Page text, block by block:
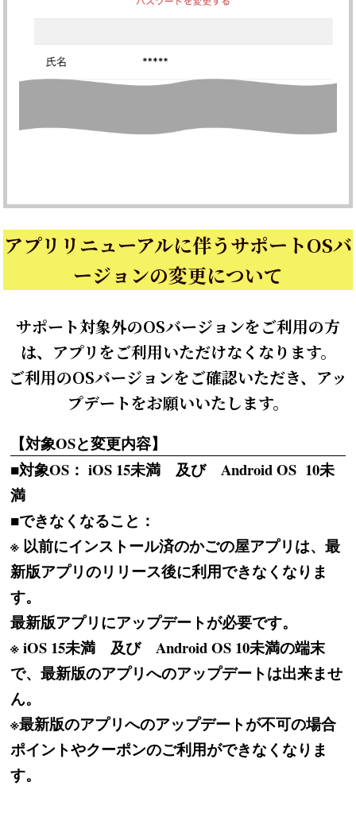
アプリリニューアルに伴うサポートOSバ
ージョンの変更について
サポート対象外のOSバージョンをご利用の方
は、アプリをご利用いただけなくなります。
ご利用のOSバージョンをご確認いただき、アッ
プデートをお願いいたします。
【対象OSと変更内容】
■対象OS： iOS 15未満 及び Android OS 10未
満
■できなくなること：
※ 以前にインストール済のかごの屋アプリは、最
新版アプリのリリース後に利用できなくなりま
す。
最新版アプリにアップデートが必要です。
※ iOS 15未満 及び Android OS 10未満の端末
で、最新版のアプリへのアップデートは出来ませ
ん。
※最新版のアプリへのアップデートが不可の場合
ポイントやクーポンのご利用ができなくなりま
す。